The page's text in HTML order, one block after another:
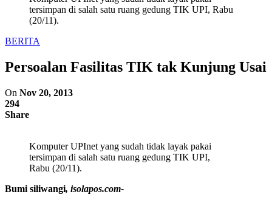
tersimpan di salah satu ruang gedung TIK UPI, Rabu
(20/11).
BERITA
Persoalan Fasilitas TIK tak Kunjung Usai
On Nov 20, 2013
294
Share
Komputer UPInet yang sudah tidak layak pakai
tersimpan di salah satu ruang gedung TIK UPI,
Rabu (20/11).
Bumi siliwangi, isolapos.com-